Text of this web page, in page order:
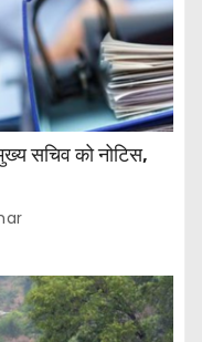
सचिव को नोटिस,